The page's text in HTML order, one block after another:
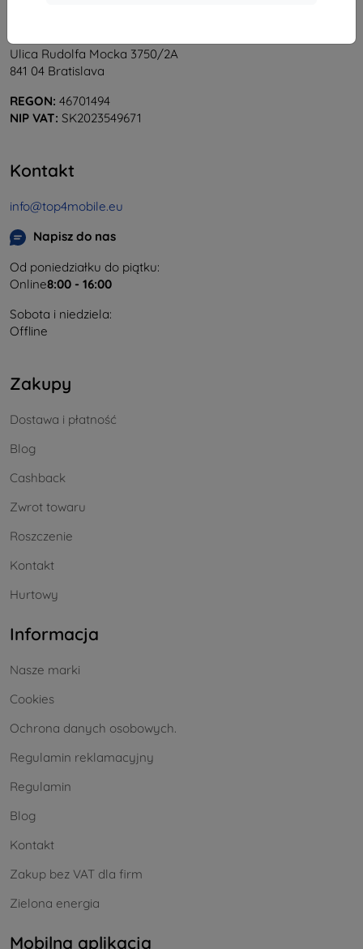
Ulica Rudolfa Mocka 3750/2A
841 04 Bratislava
REGON: 46701494
NIP VAT: SK2023549671
Kontakt
info@top4mobile.eu
Napisz do nas
Od poniedziałku do piątku:
Online8:00 - 16:00
Sobota i niedziela:
Offline
Zakupy
Dostawa i płatność
Blog
Cashback
Zwrot towaru
Roszczenie
Kontakt
Hurtowy
Informacja
Nasze marki
Cookies
Ochrona danych osobowych.
Regulamin reklamacyjny
Regulamin
Blog
Kontakt
Zakup bez VAT dla firm
Zielona energia
Mobilna aplikacja